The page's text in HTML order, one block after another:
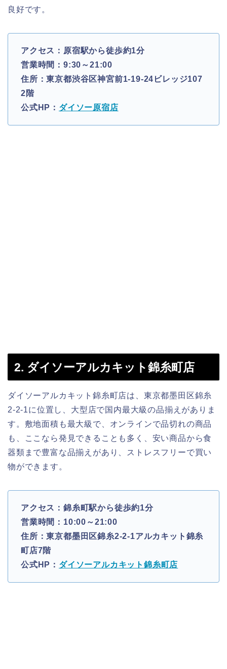
良好です。
アクセス：原宿駅から徒歩約1分
営業時間：9:30～21:00
住所：東京都渋谷区神宮前1-19-24ビレッジ107
2階
公式HP： ダイソー原宿店
2. ダイソーアルカキット錦糸町店
ダイソーアルカキット錦糸町店は、東京都墨田区錦糸
2-2-1に位置し、大型店で国内最大級の品揃えがありま
す。敷地面積も最大級で、オンラインで品切れの商品
も、ここなら発見できることも多く、安い商品から食
器類まで豊富な品揃えがあり、ストレスフリーで買い
物ができます。
アクセス：錦糸町駅から徒歩約1分
営業時間：10:00～21:00
住所：東京都墨田区錦糸2-2-1アルカキット錦糸
町店7階
公式HP： ダイソーアルカキット錦糸町店